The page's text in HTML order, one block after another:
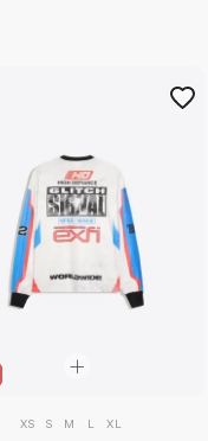
XS S M L XL